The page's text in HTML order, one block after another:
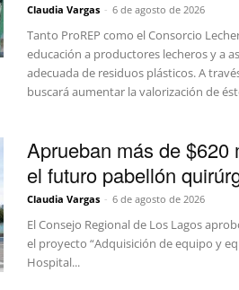
Claudia Vargas - 6 de agosto de 2026
Tanto ProREP como el Consorcio
educación a productores lecheros y a
adecuada de residuos plásticos. A
buscará aumentar la valorización de
Aprueban más de $620
el futuro pabellón
Claudia Vargas - 6 de agosto de 2026
El Consejo Regional de Los Lagos
el proyecto “Adquisición de equipo y
Hospital...